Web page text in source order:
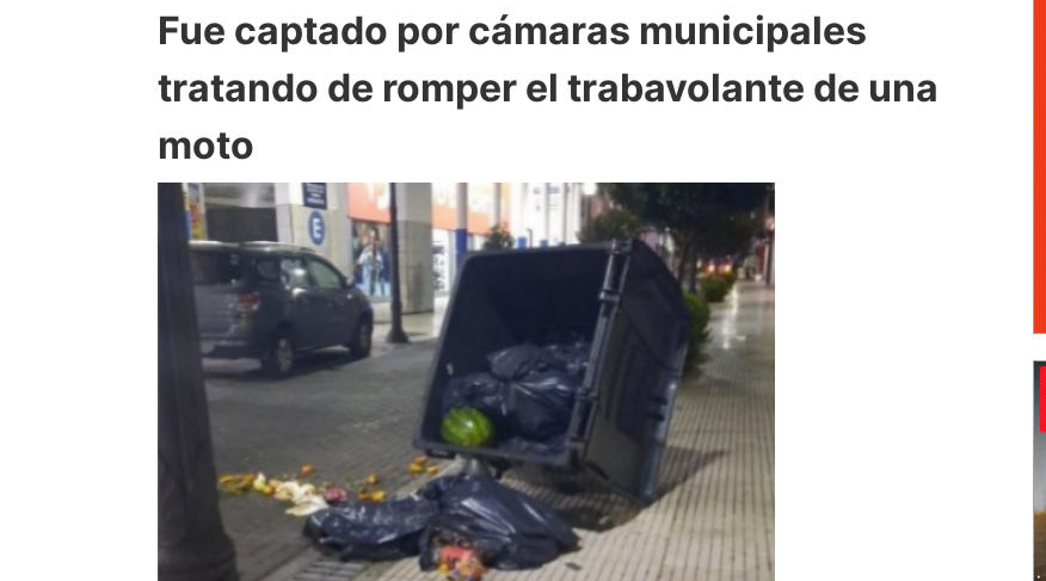
Fue captado por cámaras municipales
tratando de romper el trabavolante de una
moto